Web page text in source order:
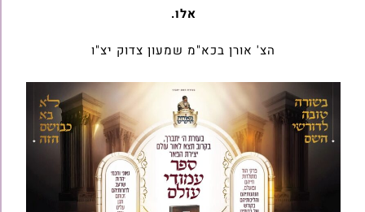
אלו.
הצ' אורן בכא"מ שמעון צדוק יצ"ו